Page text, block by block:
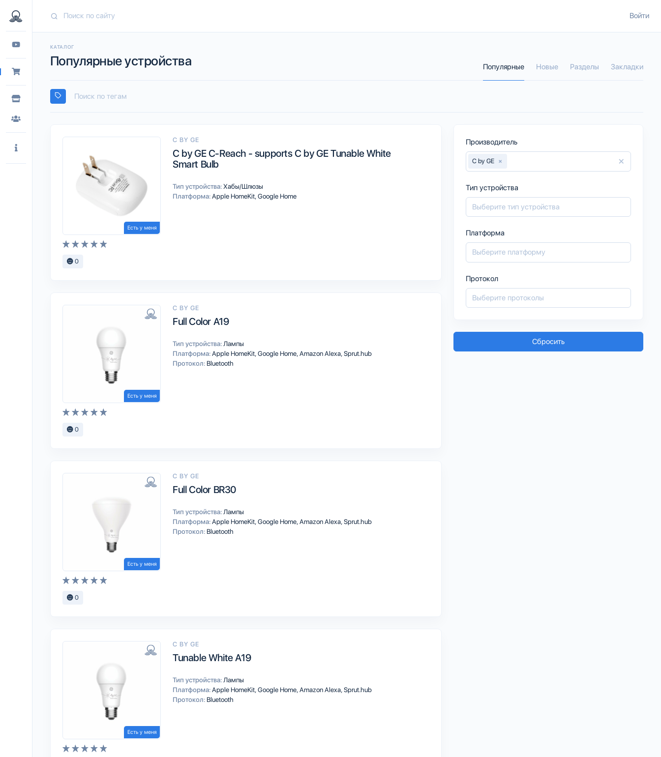
Войти
КАТАЛОГ
Популярные устройства Популярные Новые Разделы Закладки
Есть у меня
C BY GE
C by GE C-Reach - supports C by GE Tunable White
Smart Bulb
Тип устройства:Хабы/Шлюзы
Платформа:Apple HomeKitGoogle Home
0
Есть у меня
C BY GE
Full Color A19
Тип устройства: Лампы
Платформа:Apple HomeKitGoogle HomeAmazon AlexaSprut.hub
Протокол: Bluetooth
0
Есть у меня
C BY GE
Full Color BR30
Тип устройства: Лампы
Платформа:Apple HomeKitGoogle HomeAmazon AlexaSprut.hub
Протокол: Bluetooth
0
Есть у меня
C BY GE
Tunable White A19
Тип устройства: Лампы
Платформа:Apple HomeKitGoogle HomeAmazon AlexaSprut.hub
Протокол: Bluetooth
Производитель
×
×
C by GE
Тип устройства
Платформа
Протокол
Сбросить